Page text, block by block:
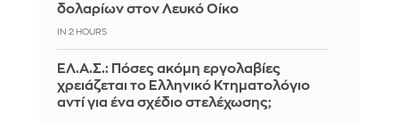
δολαρίων στον Λευκό Οίκο
IN 2 HOURS
ΕΛ.Α.Σ.: Πόσες ακόμη εργολαβίες
χρειάζεται το Ελληνικό Κτηματολόγιο
αντί για ένα σχέδιο στελέχωσης;